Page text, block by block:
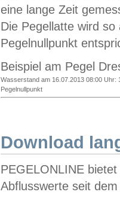
eine lange Zeit
Die Pegellatte wird
Pegelnullpunkt
Beispiel am Pegel
Wasserstand am 16.07.2013 08:00 Uhr:
Pegelnullpunkt
Download
PEGELONLINE
Abflusswerte seit